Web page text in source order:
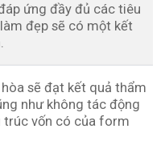
ứng đầy đủ các tiêu
đẹp sẽ có một kết
sẽ đạt kết quả thẩm
như không tác động
trúc vốn có của form